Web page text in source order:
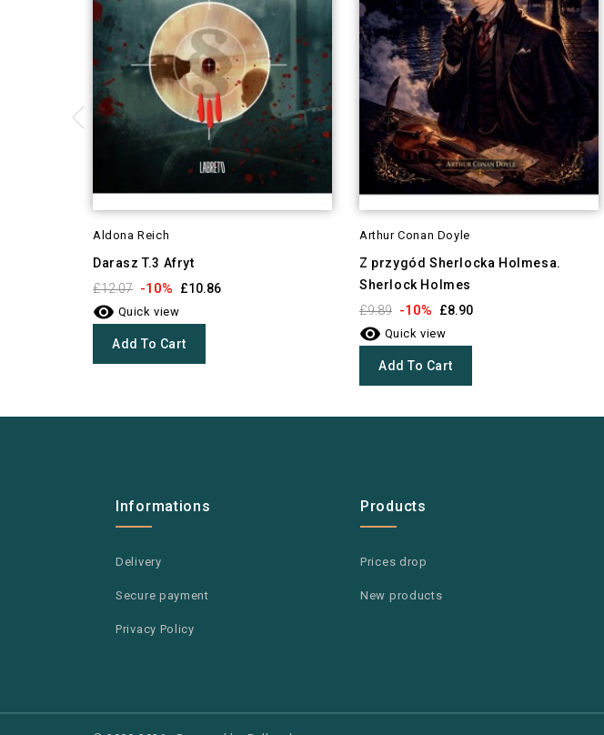
Aldona Reich
Darasz T.3 Afryt
£12.07 -10% £10.86
 Quick view
Add To Cart
Arthur Conan Doyle
Z przygód Sherlocka Holmesa.
Sherlock Holmes
£9.89 -10% £8.90
 Quick view
Add To Cart
Informations
Delivery
Secure payment
Privacy Policy
Products
Prices drop
New products